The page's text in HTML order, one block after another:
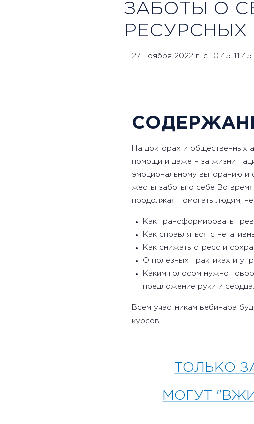
ЗАБОТЫ О
27 ноября 2022 г. с 10.45-11.45
На докторах и общественных
помощи и даже – за жизни
эмоциональному выгоранию и
жесты заботы о себе Во
продолжая помогать людям,
Как трансформировать
Как справляться с
Как снижать стресс и
О полезных практиках и
Каким голосом нужно
предложение руки и сердца.
Всем участникам вебинара
курсов.
ТОЛЬКО
МОГУТ